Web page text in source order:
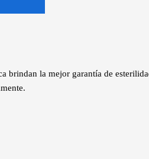
brindan la mejor garantía de